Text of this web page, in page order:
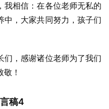
我相信：在各位老师无私的
中，大家共同努力，孩子们
们，感谢诸位老师为了我们
！
稿4